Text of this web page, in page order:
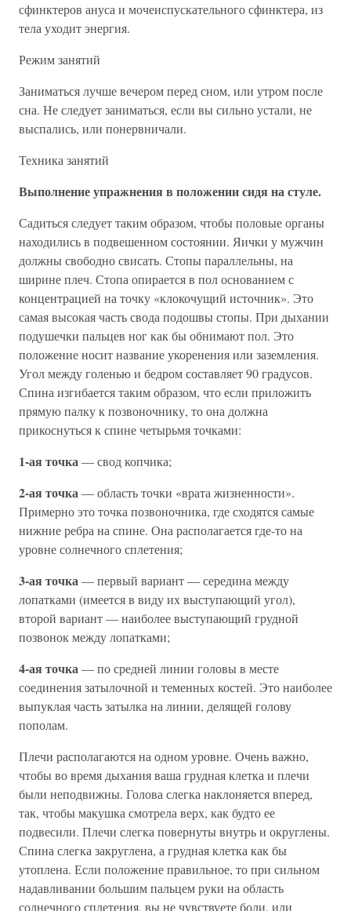
сфинктеров ануса и мочеиспускательного сфинктера, из
тела уходит энергия.
Режим занятий
Заниматься лучше вечером перед сном, или утром после
сна. Не следует заниматься, если вы сильно устали, не
выспались, или понервничали.
Техника занятий
Выполнение упражнения в положении сидя на стуле.
Садиться следует таким образом, чтобы половые органы
находились в подвешенном состоянии. Яички у мужчин
должны свободно свисать. Стопы параллельны, на
ширине плеч. Стопа опирается в пол основанием с
концентрацией на точку «клокочущий источник». Это
самая высокая часть свода подошвы стопы. При дыхании
подушечки пальцев ног как бы обнимают пол. Это
положение носит название укоренения или заземления.
Угол между голенью и бедром составляет 90 градусов.
Спина изгибается таким образом, что если приложить
прямую палку к позвоночнику, то она должна
прикоснуться к спине четырьмя точками:
1-ая точка— свод копчика;
2-ая точка— область точки «врата жизненности».
Примерно это точка позвоночника, где сходятся самые
нижние ребра на спине. Она располагается где-то на
уровне солнечного сплетения;
3-ая точка— первый вариант — середина между
лопатками (имеется в виду их выступающий угол),
второй вариант — наиболее выступающий грудной
позвонок между лопатками;
4-ая точка— по средней линии головы в месте
соединения затылочной и теменных костей. Это наиболее
выпуклая часть затылка на линии, делящей голову
пополам.
Плечи располагаются на одном уровне. Очень важно,
чтобы во время дыхания ваша грудная клетка и плечи
были неподвижны. Голова слегка наклоняется вперед,
так, чтобы макушка смотрела верх, как будто ее
подвесили. Плечи слегка повернуты внутрь и округлены.
Спина слегка закруглена, а грудная клетка как бы
утоплена. Если положение правильное, то при сильном
надавливании большим пальцем руки на область
солнечного сплетения, вы не чувствуете боли, или